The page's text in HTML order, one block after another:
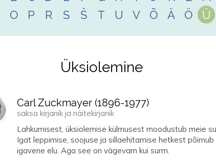
O P R S Š T U V Õ Ä Ö Ü
Üksiolemine
Carl Zuckmayer (1896-1977)
saksa kirjanik ja näitekirjanik
Lahkumisest, üksiolemise külmusest moodustub meie
Igat leppimise, soojuse ja sillaehitamise hetkest põimub
igavene elu. Aga see on vägevam kui surm.